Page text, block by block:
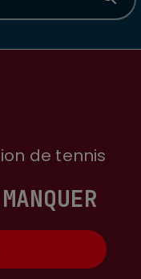
de tennis